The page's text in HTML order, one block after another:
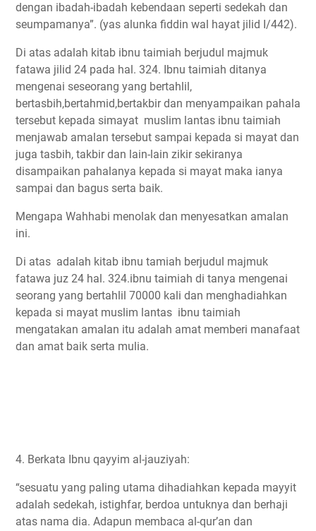
dengan ibadah-ibadah kebendaan seperti sedekah dan
seumpamanya”. (yas alunka fiddin wal hayat jilid I/442).
Di atas adalah kitab ibnu taimiah berjudul majmuk
fatawa jilid 24 pada hal. 324. Ibnu taimiah ditanya
mengenai seseorang yang bertahlil,
bertasbih,bertahmid,bertakbir dan menyampaikan pahala
tersebut kepada simayat muslim lantas ibnu taimiah
menjawab amalan tersebut sampai kepada si mayat dan
juga tasbih, takbir dan lain-lain zikir sekiranya
disampaikan pahalanya kepada si mayat maka ianya
sampai dan bagus serta baik.
Mengapa Wahhabi menolak dan menyesatkan amalan
ini.
Di atas adalah kitab ibnu tamiah berjudul majmuk
fatawa juz 24 hal. 324.ibnu taimiah di tanya mengenai
seorang yang bertahlil 70000 kali dan menghadiahkan
kepada si mayat muslim lantas ibnu taimiah
mengatakan amalan itu adalah amat memberi manafaat
dan amat baik serta mulia.
4. Berkata Ibnu qayyim al-jauziyah:
“sesuatu yang paling utama dihadiahkan kepada mayyit
adalah sedekah, istighfar, berdoa untuknya dan berhaji
atas nama dia. Adapun membaca al-qur’an dan